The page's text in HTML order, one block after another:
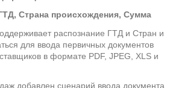
Страна происхождения, Сумма
распознание ГТД и Стран и
для ввода первичных документов
в формате PDF, JPEG, XLS и
добавлен сценарий ввода документа